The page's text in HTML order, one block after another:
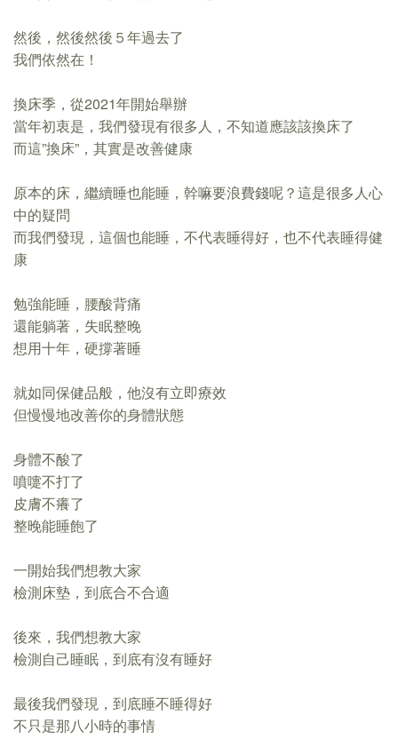
然後，然後然後５年過去了
我們依然在！
換床季，從2021年開始舉辦
當年初衷是，我們發現有很多人，不知道應該該換床了
而這”換床”，其實是改善健康
原本的床，繼續睡也能睡，幹嘛要浪費錢呢？這是很多人心
中的疑問
而我們發現，這個也能睡，不代表睡得好，也不代表睡得健
康
勉強能睡，腰酸背痛
還能躺著，失眠整晚
想用十年，硬撐著睡
就如同保健品般，他沒有立即療效
但慢慢地改善你的身體狀態
身體不酸了
噴嚏不打了
皮膚不癢了
整晚能睡飽了
一開始我們想教大家
檢測床墊，到底合不合適
後來，我們想教大家
檢測自己睡眠，到底有沒有睡好
最後我們發現，到底睡不睡得好
不只是那八小時的事情